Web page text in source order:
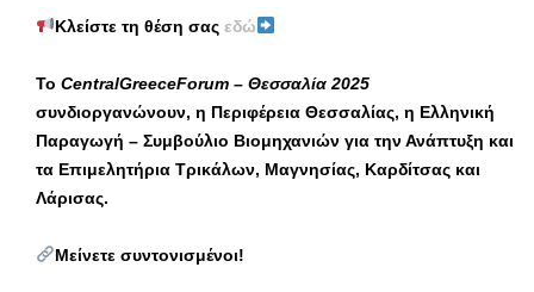
Κλείστε τη θέση σας εδώ
Το CentralGreeceForum – Θεσσαλία 2025
συνδιοργανώνουν, η Περιφέρεια Θεσσαλίας, η Ελληνική
Παραγωγή – Συμβούλιο Βιομηχανιών για την Ανάπτυξη και
τα Επιμελητήρια Τρικάλων, Μαγνησίας, Καρδίτσας και
Λάρισας.
Μείνετε συντονισμένοι!